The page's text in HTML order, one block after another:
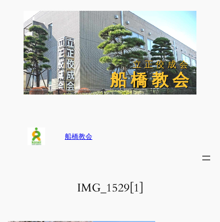
立正佼成会
立正佼成会
船 橋 教 会
船 橋 教 会
船橋教会
IMG_1529[1]